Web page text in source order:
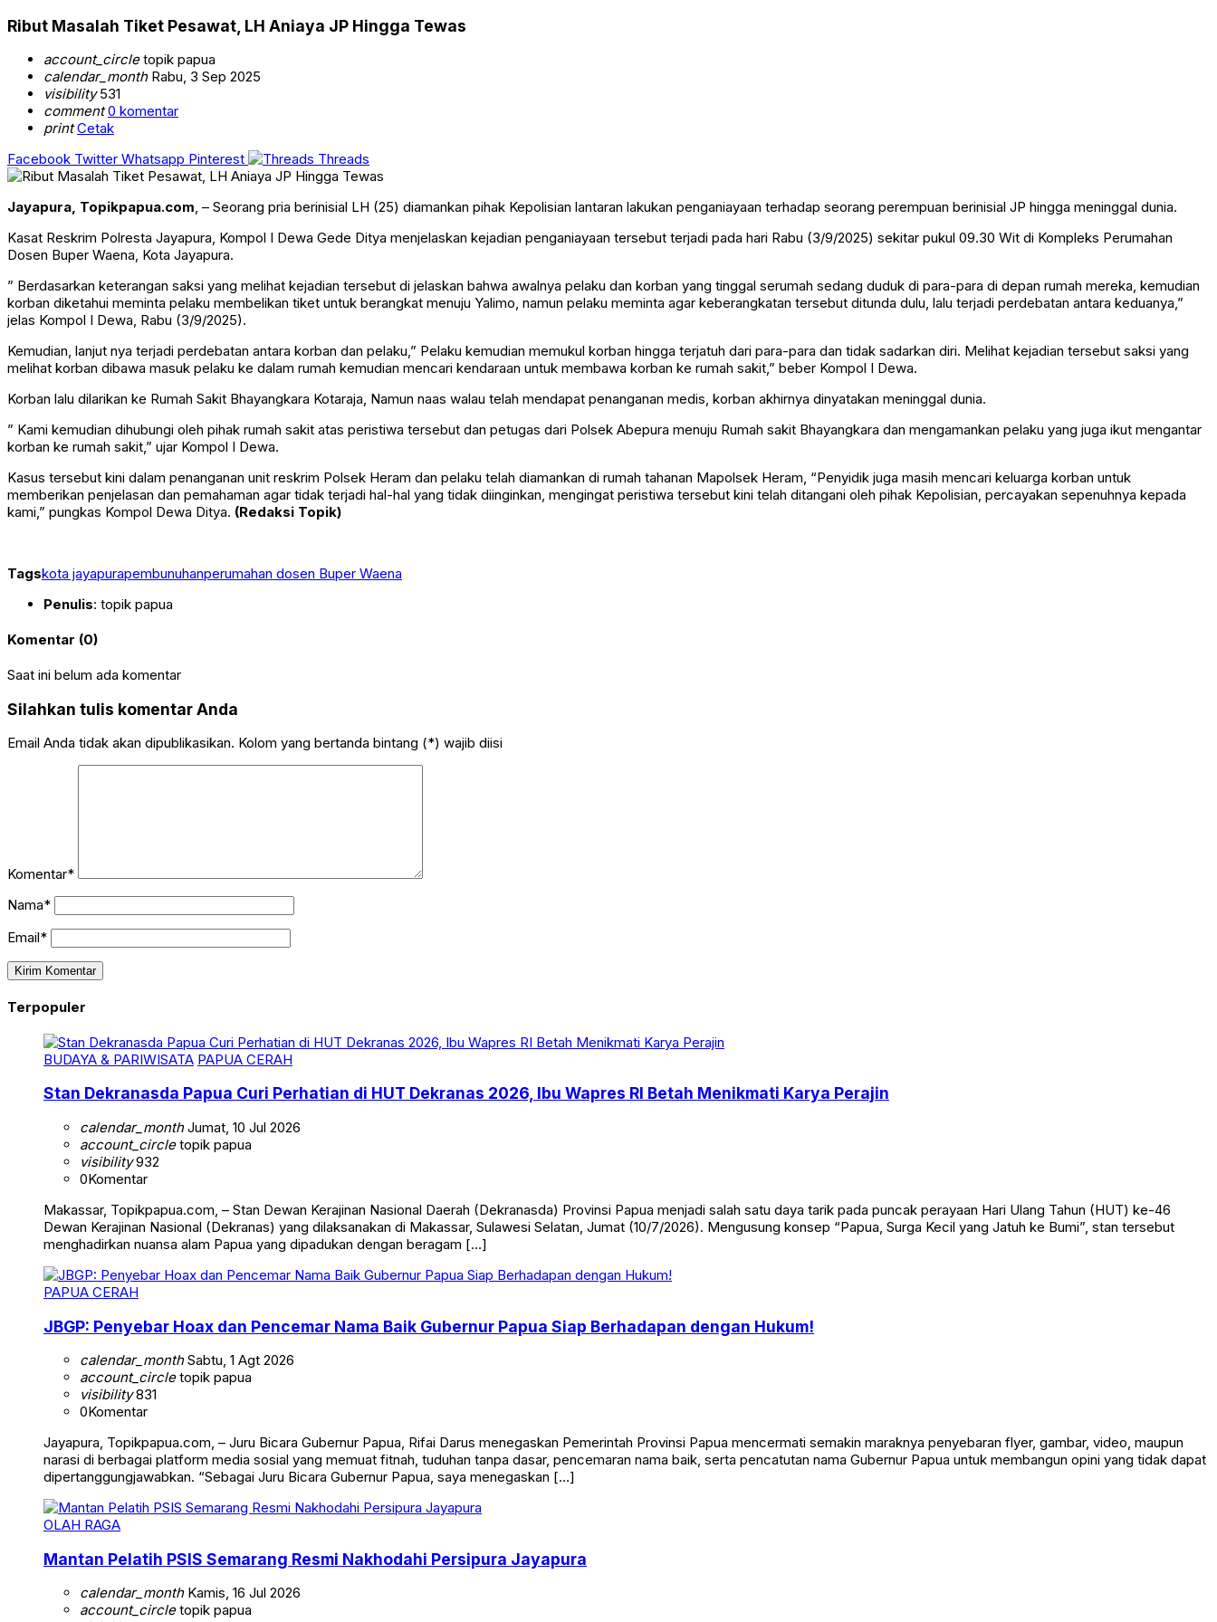
Ribut Masalah Tiket Pesawat, LH Aniaya JP Hingga Tewas
account_circletopik papua
calendar_monthRabu, 3 Sep 2025
visibility531
comment 0 komentar
print Cetak
Facebook Twitter Whatsapp Pinterest Threads
Jayapura, Topikpapua.com, – Seorang pria berinisial LH (25) diamankan pihak Kepolisian lantaran lakukan penganiayaan terhadap seorang perempuan berinisial JP hingga meninggal dunia.
Kasat Reskrim Polresta Jayapura, Kompol I Dewa Gede Ditya menjelaskan kejadian penganiayaan tersebut terjadi pada hari Rabu (3/9/2025) sekitar pukul 09.30 Wit di Kompleks Perumahan
Dosen Buper Waena, Kota Jayapura.
” Berdasarkan keterangan saksi yang melihat kejadian tersebut di jelaskan bahwa awalnya pelaku dan korban yang tinggal serumah sedang duduk di para-para di depan rumah mereka, kemudian
korban diketahui meminta pelaku membelikan tiket untuk berangkat menuju Yalimo, namun pelaku meminta agar keberangkatan tersebut ditunda dulu, lalu terjadi perdebatan antara keduanya,”
jelas Kompol I Dewa, Rabu (3/9/2025).
Kemudian, lanjut nya terjadi perdebatan antara korban dan pelaku,” Pelaku kemudian memukul korban hingga terjatuh dari para-para dan tidak sadarkan diri. Melihat kejadian tersebut saksi yang
melihat korban dibawa masuk pelaku ke dalam rumah kemudian mencari kendaraan untuk membawa korban ke rumah sakit,” beber Kompol I Dewa.
Korban lalu dilarikan ke Rumah Sakit Bhayangkara Kotaraja, Namun naas walau telah mendapat penanganan medis, korban akhirnya dinyatakan meninggal dunia.
” Kami kemudian dihubungi oleh pihak rumah sakit atas peristiwa tersebut dan petugas dari Polsek Abepura menuju Rumah sakit Bhayangkara dan mengamankan pelaku yang juga ikut mengantar
korban ke rumah sakit,” ujar Kompol I Dewa.
Kasus tersebut kini dalam penanganan unit reskrim Polsek Heram dan pelaku telah diamankan di rumah tahanan Mapolsek Heram, “Penyidik juga masih mencari keluarga korban untuk
memberikan penjelasan dan pemahaman agar tidak terjadi hal-hal yang tidak diinginkan, mengingat peristiwa tersebut kini telah ditangani oleh pihak Kepolisian, percayakan sepenuhnya kepada
kami,” pungkas Kompol Dewa Ditya. (Redaksi Topik)
Tagskota jayapurapembunuhanperumahan dosen Buper Waena
Penulis: topik papua
Komentar (0)
Saat ini belum ada komentar
Silahkan tulis komentar Anda
Email Anda tidak akan dipublikasikan. Kolom yang bertanda bintang (*) wajib diisi
Komentar*
Nama*
Email*
Terpopuler
BUDAYA & PARIWISATA PAPUA CERAH
Stan Dekranasda Papua Curi Perhatian di HUT Dekranas 2026, Ibu Wapres RI Betah Menikmati Karya Perajin
calendar_monthJumat, 10 Jul 2026
account_circletopik papua
visibility932
0Komentar
Makassar, Topikpapua.com, – Stan Dewan Kerajinan Nasional Daerah (Dekranasda) Provinsi Papua menjadi salah satu daya tarik pada puncak perayaan Hari Ulang Tahun (HUT) ke-46
Dewan Kerajinan Nasional (Dekranas) yang dilaksanakan di Makassar, Sulawesi Selatan, Jumat (10/7/2026). Mengusung konsep “Papua, Surga Kecil yang Jatuh ke Bumi”, stan tersebut
menghadirkan nuansa alam Papua yang dipadukan dengan beragam […]
PAPUA CERAH
JBGP: Penyebar Hoax dan Pencemar Nama Baik Gubernur Papua Siap Berhadapan dengan Hukum!
calendar_monthSabtu, 1 Agt 2026
account_circletopik papua
visibility831
0Komentar
Jayapura, Topikpapua.com, – Juru Bicara Gubernur Papua, Rifai Darus menegaskan Pemerintah Provinsi Papua mencermati semakin maraknya penyebaran flyer, gambar, video, maupun
narasi di berbagai platform media sosial yang memuat fitnah, tuduhan tanpa dasar, pencemaran nama baik, serta pencatutan nama Gubernur Papua untuk membangun opini yang tidak dapat
dipertanggungjawabkan. “Sebagai Juru Bicara Gubernur Papua, saya menegaskan […]
OLAH RAGA
Mantan Pelatih PSIS Semarang Resmi Nakhodahi Persipura Jayapura
calendar_monthKamis, 16 Jul 2026
account_circletopik papua